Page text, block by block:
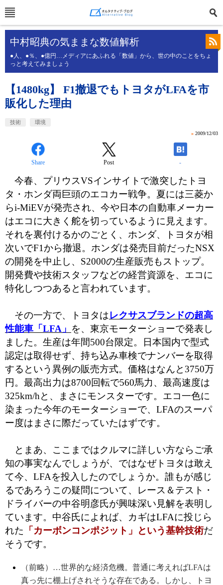
中村昭典の気ままな数値解析
●人、●％、●億円…メディアにあふれる「数値」から、世の中のことをちょ
っと考えてみましょう
【1480kg】 F1撤退でもトヨタがLFAを市
販化した理由
技術 環境
» 2009/12/03
Share Post -
今春、プリウスVSインサイトで激突したトヨ
タ・ホンダ両巨頭のエコカー戦争。夏には三菱か
らi-MiEVが発売され、今や日本の自動車メーカー
はエコに大きく舵を切っているように見えます。
それを裏付けるかのごとく、ホンダ、トヨタが相
次いでF1から撤退。ホンダは発売目前だったNSX
の開発を中止し、S2000の生産販売もストップ。
開発費や技術スタッフなどの経営資源を、エコに
特化しつつあると言われています。
その一方で、トヨタはレクサスブランドの超高
性能車「LFA」 を、東京モーターショーで発表し
ました。生産は年間500台限定。日本国内で型式
認定は取得せず、持ち込み車検でナンバーを取得
するという異例の販売方式。価格はなんと3750万
円。最高出力は8700回転で560馬力、最高速度は
325km/hと、まさにモンスターです。エコ一色に
染まった今年のモーターショーで、LFAのスーパ
ー度はまさに際だっていたはずです。
とまあ、ここまではクルマに詳しい方ならご承
知の事実なんでしょうが、ではなぜトヨタは敢え
て今、LFAを投入したのでしょうか。誰もが感じ
るであろうこの疑問について、レース＆テスト・
ドライバーの中谷明彦氏が興味深い見解を表明し
ています。中谷氏によれば、カギはLFAに投じら
れた 「カーボンコンポジット」という基幹技術だ
そうです。
（前略）…世界的な経済危機。普通に考えればLFAは
真っ先に棚上げされそうな存在である。しかし、トヨ